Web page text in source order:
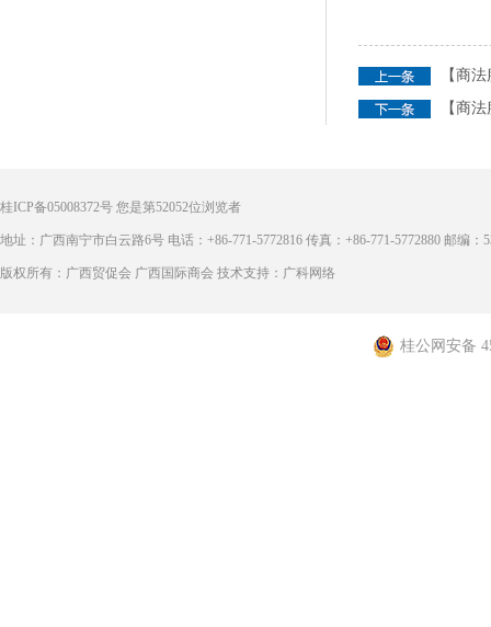
【商
【商
桂ICP备05008372号 您是第52052位浏览者
地址：广西南宁市白云路6号 电话：+86-771-5772816 传真：+86-771-5772880 邮编：
版权所有：广西贸促会 广西国际商会 技术支持：广科网络
桂公网安备